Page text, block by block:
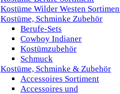
Kostüme Wilder Westen
Kostüme, Schminke Zubehör
Berufe-Sets
Cowboy Indianer
Kostümzubehör
Schmuck
Kostüme, Schminke & Zubehör
Accessoires Sortiment
Accessoires und